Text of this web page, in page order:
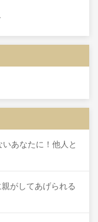
あなたに！他人と
がしてあげられる